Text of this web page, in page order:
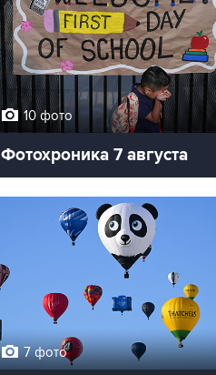
10 фото
Фотохроника 7 августа
7 фото